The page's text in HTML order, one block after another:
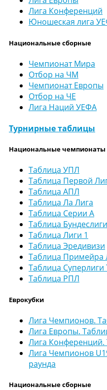
Лига Конференций
Юношеская лига
Национальные сборные
Чемпионат Мира
Отбор на ЧМ
Чемпионат Европы
Отбор на ЧЕ
Лига Наций УЕФА
Турнирные таблицы
Национальные чемпионаты
Таблица УПЛ
Таблица Первой
Таблица АПЛ
Таблица Ла Лига
Таблица Серии А
Таблица Бундеслиги
Таблица Лиги 1
Таблица Эредивизи
Таблица Примейра
Таблица Суперлиги
Таблица РПЛ
Еврокубки
Лига Чемпионов.
Лига Европы.
Лига Конференций.
Лига Чемпионов
раунда
Национальные сборные